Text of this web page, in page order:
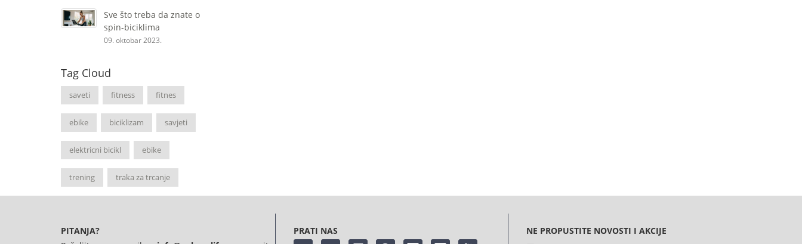
Sve što treba da znate o
spin-biciklima
09. oktobar 2023.
Tag Cloud
saveti fitness fitnes
ebike biciklizam savjeti
elektricni bicikl ebike
trening traka za trcanje
PITANJA?
PRATI NAS
NE PROPUSTITE NOVOSTI I AKCIJE